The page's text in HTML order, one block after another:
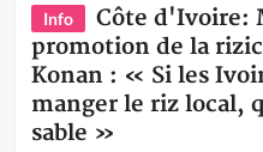
Info
Côte d'Ivoire:
promotion de la
Konan : « Si les
manger le riz local,
sable »